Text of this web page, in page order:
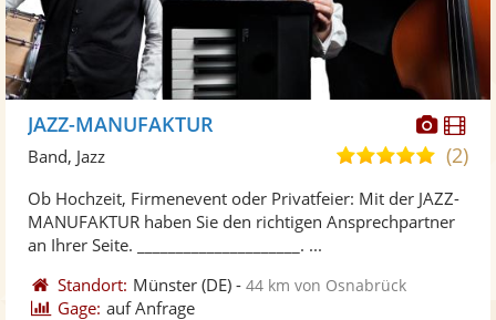
Fotos
JAZZ-MANUFAKTUR
5,0
5
(2)
Band, Jazz
Ob Hochzeit, Firmenevent oder Privatfeier: Mit der JAZZ-
MANUFAKTUR haben Sie den richtigen Ansprechpartner
an Ihrer Seite. _____________________. ...
Standort: Münster (DE) -44 km von Osnabrück
Gage: auf Anfrage